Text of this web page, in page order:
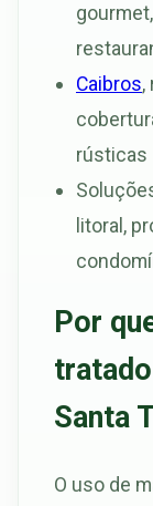
Caibros,
rústicas
litoral,
Por
Santa
O uso de